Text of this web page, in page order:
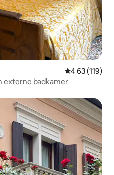
Gemiddelde
4,63 (119)
externe badkamer